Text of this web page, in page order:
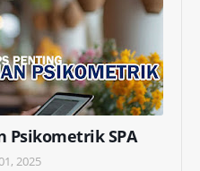
Psikometrik SPA
2025